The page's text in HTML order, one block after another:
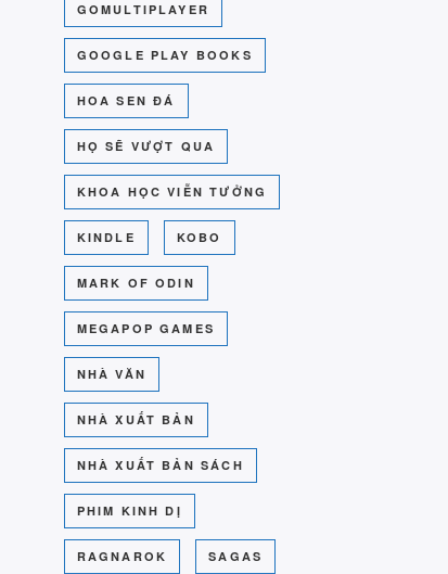
GOMULTIPLAYER
GOOGLE PLAY BOOKS
HOA SEN ĐÁ
HỌ SẼ VƯỢT QUA
KHOA HỌC VIỄN TƯỞNG
KINDLE KOBO
MARK OF ODIN
MEGAPOP GAMES
NHÀ VĂN
NHÀ XUẤT BẢN
NHÀ XUẤT BẢN SÁCH
PHIM KINH DỊ
RAGNAROK SAGAS